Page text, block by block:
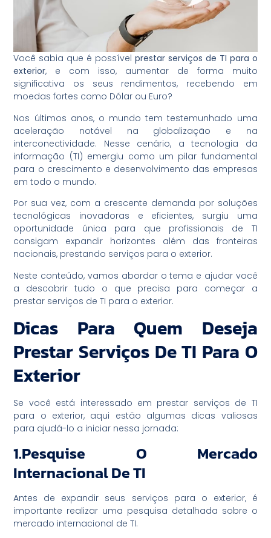
Você sabia que é possível prestar serviços de TI para o
exterior, e com isso, aumentar de forma muito
significativa os seus rendimentos, recebendo em
moedas fortes como Dólar ou Euro?
Nos últimos anos, o mundo tem testemunhado uma
aceleração notável na globalização e na
interconectividade. Nesse cenário, a tecnologia da
informação (TI) emergiu como um pilar fundamental
para o crescimento e desenvolvimento das empresas
em todo o mundo.
Por sua vez, com a crescente demanda por soluções
tecnológicas inovadoras e eficientes, surgiu uma
oportunidade única para que profissionais de TI
consigam expandir horizontes além das fronteiras
nacionais, prestando serviços para o exterior.
Neste conteúdo, vamos abordar o tema e ajudar você
a descobrir tudo o que precisa para começar a
prestar serviços de TI para o exterior.
Dicas Para Quem Deseja
Prestar Serviços De TI Para O
Exterior
Se você está interessado em prestar serviços de TI
para o exterior, aqui estão algumas dicas valiosas
para ajudá-lo a iniciar nessa jornada:
1.Pesquise O Mercado
Internacional De TI
Antes de expandir seus serviços para o exterior, é
importante realizar uma pesquisa detalhada sobre o
mercado internacional de TI.